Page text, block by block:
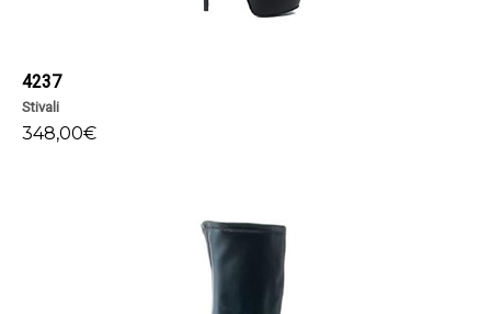
4237
Stivali
348,00€